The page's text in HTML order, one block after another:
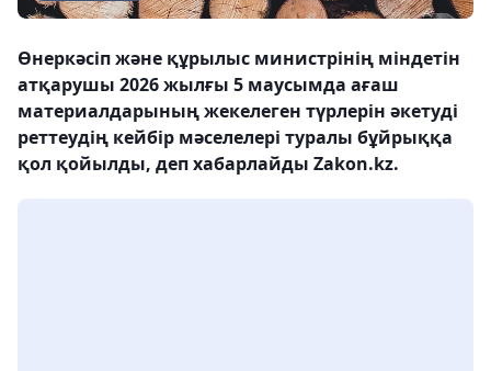
Өнеркәсіп және құрылыс министрінің міндетін
атқарушы 2026 жылғы 5 маусымда ағаш
материалдарының жекелеген түрлерін әкетуді
реттеудің кейбір мәселелері туралы бұйрыққа
қол қойылды, деп хабарлайды Zakon.kz.